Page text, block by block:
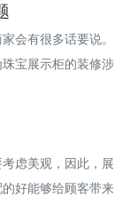
会有很多话要说。
宝展示柜的装修涉
虑美观，因此，展
好能够给顾客带来